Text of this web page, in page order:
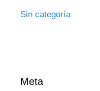
Sin categoría
Meta